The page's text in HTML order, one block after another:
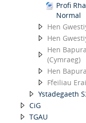
Profi
Normal
Hen
Hen
Hen
(Cymraeg)
Hen
Ffeiliau
Ystadegaeth
CiG
TGAU